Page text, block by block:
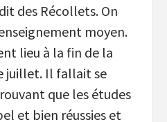
des Récollets. On
moyen.
lieu à la fin de la
juillet. Il fallait se
que les études
et bien réussies et